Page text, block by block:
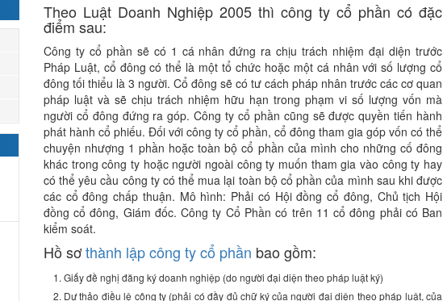
Theo Luật Doanh Nghiệp 2005 thì công ty cổ phần có đặc
điểm sau:
Công ty cổ phần sẽ có 1 cá nhân đứng ra chịu trách nhiệm đại diện trước
Pháp Luật, cổ đông có thể là một tổ chức hoặc một cá nhân với số lượng cổ
đông tối thiểu là 3 người. Cổ đông sẽ có tư cách pháp nhân trước các cơ quan
pháp luật và sẽ chịu trách nhiệm hữu hạn trong phạm vi số lượng vốn mà
người cổ đông đứng ra góp. Công ty cổ phần cũng sẽ được quyền tiến hành
phát hành cổ phiếu. Đối với công ty cổ phần, cổ đông tham gia góp vốn có thể
chuyện nhượng 1 phần hoặc toàn bộ cổ phần của mình cho những cố đông
khác trong công ty hoặc người ngoài công ty muốn tham gia vào công ty hay
có thể yêu cầu công ty có thể mua lại toàn bộ cổ phần của mình sau khi được
các cổ đông chấp thuận. Mô hình: Phải có Hội đồng cổ đông, Chủ tịch Hội
đồng cổ đông, Giám đốc. Công ty Cổ Phần có trên 11 cổ đông phải có Ban
kiểm soát.
Hồ sơthành lập công ty cổ phần bao gồm:
Giấy đề nghị đăng ký doanh nghiệp (do người đại diện theo pháp luật ký)
Dự thảo điều lệ công ty (phải có đầy đủ chữ ký của người đại diện theo pháp luật, của